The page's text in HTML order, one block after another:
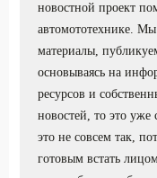
новостной проект
автомототехнике.
материалы,
основываясь на
ресурсов и
новостей, то это уже
это не совсем так,
готовым встать